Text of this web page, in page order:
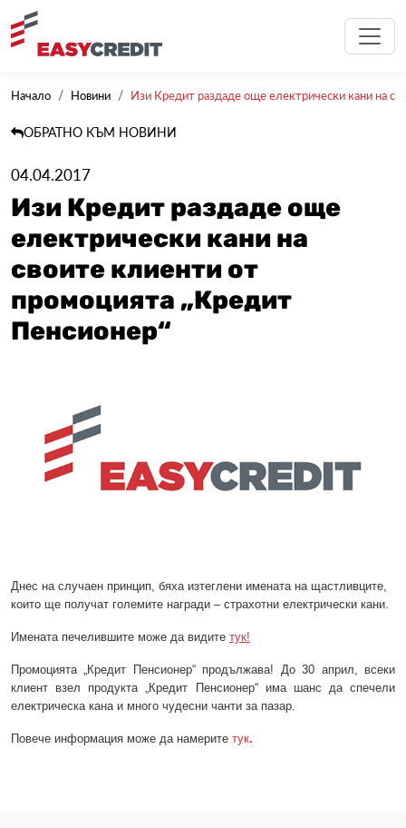
Начало Новини Изи Кредит раздаде още електрически кани на
ОБРАТНО КЪМ НОВИНИ
04.04.2017
Изи Кредит раздаде още
електрически кани на
своите клиенти от
промоцията „Кредит
Пенсионер“
Днес на случаен принцип, бяха изтеглени имената на щастливците,
които ще получат големите награди – страхотни електрически кани.
Имената печелившите може да видите тук!
Промоцията „Кредит Пенсионер“ продължава! До 30 април, всеки
клиент взел продукта „Кредит Пенсионер“ има шанс да спечели
електрическа кана и много чудесни чанти за пазар.
Повече информация може да намерите тук.